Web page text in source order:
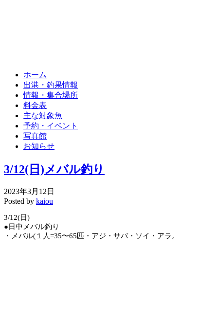
ホーム
出港・釣果情報
情報・集合場所
料金表
主な対象魚
予約・イベント
写真館
お知らせ
3/12(日)メバル釣り
2023年3月12日
Posted by kaiou
3/12(日)
●日中メバル釣り
・メバル(１人=35〜65匹・アジ・サバ・ソイ・アラ。